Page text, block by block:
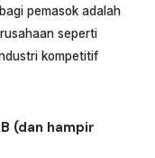
pemasok adalah
seperti
kompetitif
(dan hampir